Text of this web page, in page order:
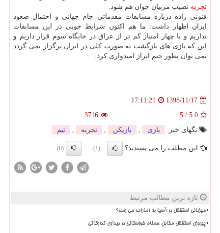
تجربه نصیب مربیان جوان هم شود.
فنونی زاده درباره مسابقات مقدماتی جام جهانی و احتمال صعود
ایران اظهار داشت: ما هم اكنون شرایط خوبی در این مسابقات
نداریم و با چهار امتیاز كم تر از عراق در جایگاه سوم قرار داریم و
این كه بازی های بازگشت به صورت كلی در ایران برگزار نمی گردد
نمی توان بطور حتم ابراز امیدواری كرد.
1398/11/17
17:11:21
5.0
/
5
3716
تگهای خبر:
بازی , بازیكن , تجربه , تیم
این مطلب را می پسندید؟ (1)
(0)
تازه ترین مطالب مرتبط
میزبانی استقلال در آسیا به امارات می رسد؟
پیروزی استقلال مقابل همنام خوزستانی در دیداری تدارکاتی